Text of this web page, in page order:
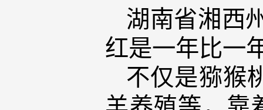
湖南省湘西
红是一年比一
不仅是猕猴